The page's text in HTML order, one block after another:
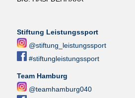
Stiftung Leistungssport
@stiftung_leistungssport
#stiftungleistungssport
Team Hamburg
@teamhamburg040